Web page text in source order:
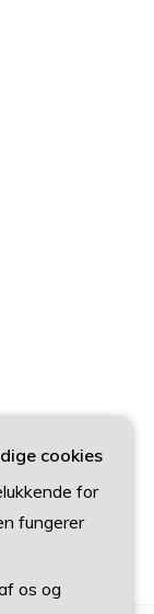
cookies
for
fungerer
os og